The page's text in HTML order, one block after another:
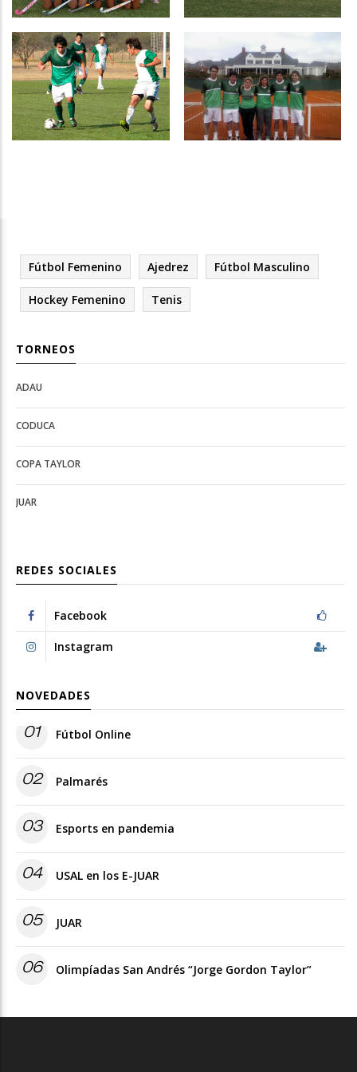
Hockey Fútbol Femenino
Fútbol Masculino Tenis
Fútbol Femenino Ajedrez Fútbol Masculino
Hockey Femenino Tenis
TORNEOS
Open
Deportes
configuration
options
Open
configuration
options
ADAU
CODUCA
COPA TAYLOR
JUAR
REDES SOCIALES
Facebook
Instagram
NOVEDADES
01 Fútbol Online
02 Palmarés
03 Esports en pandemia
04 USAL en los E-JUAR
05 JUAR
06 Olimpíadas San Andrés “Jorge Gordon Taylor”